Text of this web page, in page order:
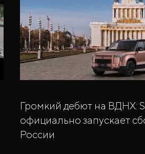
Громкий дебют на ВДНХ:
официально запускает
России